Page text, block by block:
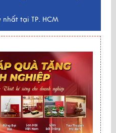
nhất tại TP. HCM